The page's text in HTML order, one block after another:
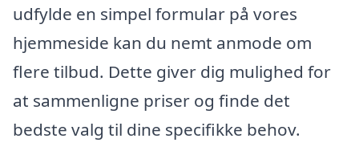
udfylde en simpel formular på vores
hjemmeside kan du nemt anmode om
flere tilbud. Dette giver dig mulighed for
at sammenligne priser og finde det
bedste valg til dine specifikke behov.